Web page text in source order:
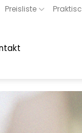
Preisliste